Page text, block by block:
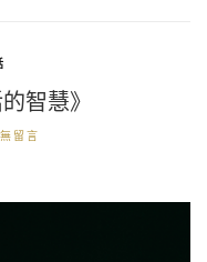
智慧》
留言